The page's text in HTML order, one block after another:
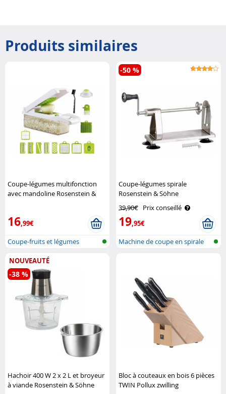
Produits similaires
Coupe-légumes multifonction
avec mandoline Rosenstein &
16,99€
Coupe-fruits et légumes
Coupe-légumes spirale
Rosenstein & Söhne
39,90€ Prix conseillé
19,95€
-50 %
Machine de coupe en spirale
NOUVEAUTÉ
Hachoir 400 W 2 x 2 L et broyeur
à viande Rosenstein & Söhne
-38 %
Bloc à couteaux en bois 6 pièces
TWIN Pollux zwilling